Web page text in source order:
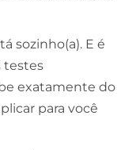
sozinho(a). E é
testes
exatamente do
para você